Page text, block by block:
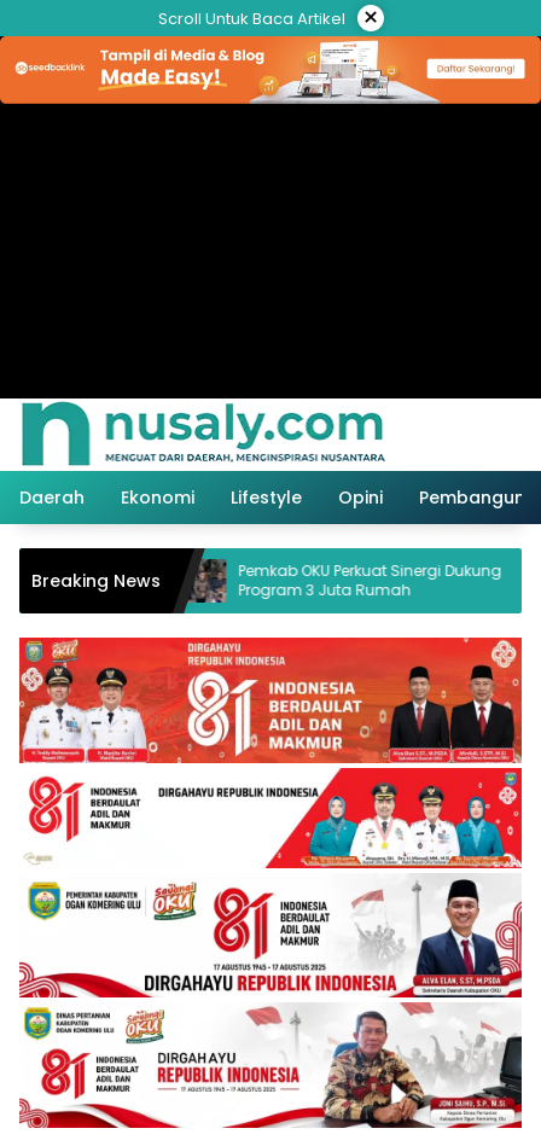
ke
konten
Scroll Untuk Baca Artikel ×
Daerah Ekonomi Lifestyle Opini
Breaking News
Desak
Pemkab OKU Perkuat Sinergi Dukung
Program 3 Juta Rumah